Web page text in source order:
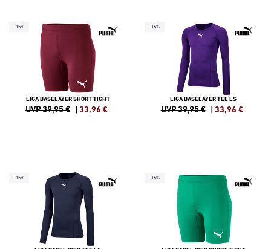
-15%
LIGA BASELAYER SHORT TIGHT
UVP 39,95 € | 33,96 €
-15%
LIGA BASELAYER TEE LS
UVP 39,95 € | 33,96 €
-15% -15%